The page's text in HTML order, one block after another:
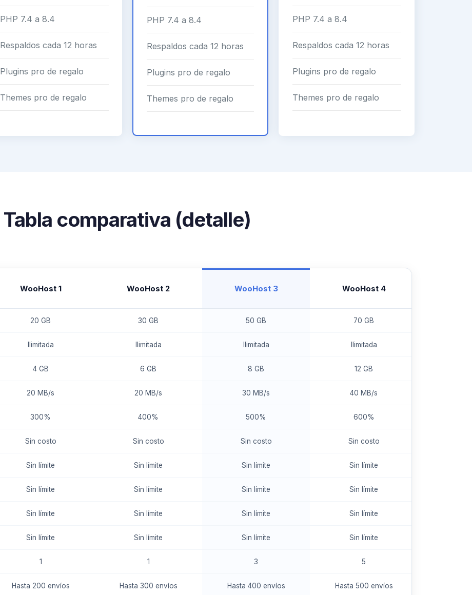
PHP 7.4 a 8.4
Respaldos cada 12 horas
Plugins pro de regalo
Themes pro de regalo
PHP 7.4 a 8.4
Respaldos cada 12 horas
Plugins pro de regalo
Themes pro de regalo
PHP 7.4 a 8.4
Respaldos cada 12 horas
Plugins pro de regalo
Themes pro de regalo
Tabla comparativa (detalle)
WooHost 1 WooHost 2 WooHost 3 WooHost 4
20 GB 30 GB 50 GB 70 GB
Ilimitada Ilimitada Ilimitada Ilimitada
4 GB 6 GB 8 GB 12 GB
20 MB/s 20 MB/s 30 MB/s 40 MB/s
300% 400% 500% 600%
Sin costo Sin costo Sin costo Sin costo
Sin límite Sin límite Sin límite Sin límite
Sin límite Sin límite Sin límite Sin límite
Sin límite Sin límite Sin límite Sin límite
Sin límite Sin límite Sin límite Sin límite
1 1 3 5
Hasta 200 envíos Hasta 300 envíos Hasta 400 envíos Hasta 500 envíos